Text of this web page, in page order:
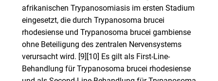
afrikanischen Trypanosomiasis im ersten Stadium
eingesetzt, die durch Trypanosoma brucei
rhodesiense und Trypanosoma brucei gambiense
ohne Beteiligung des zentralen Nervensystems
verursacht wird. [9][10] Es gilt als First-Line-
Behandlung für Trypanosoma brucei rhodesiense